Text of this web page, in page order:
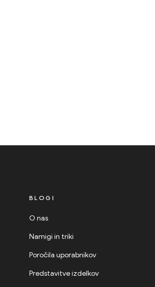
BLOGI
O nas
Namigi in triki
Poročila uporabnikov
Predstavitve izdelkov